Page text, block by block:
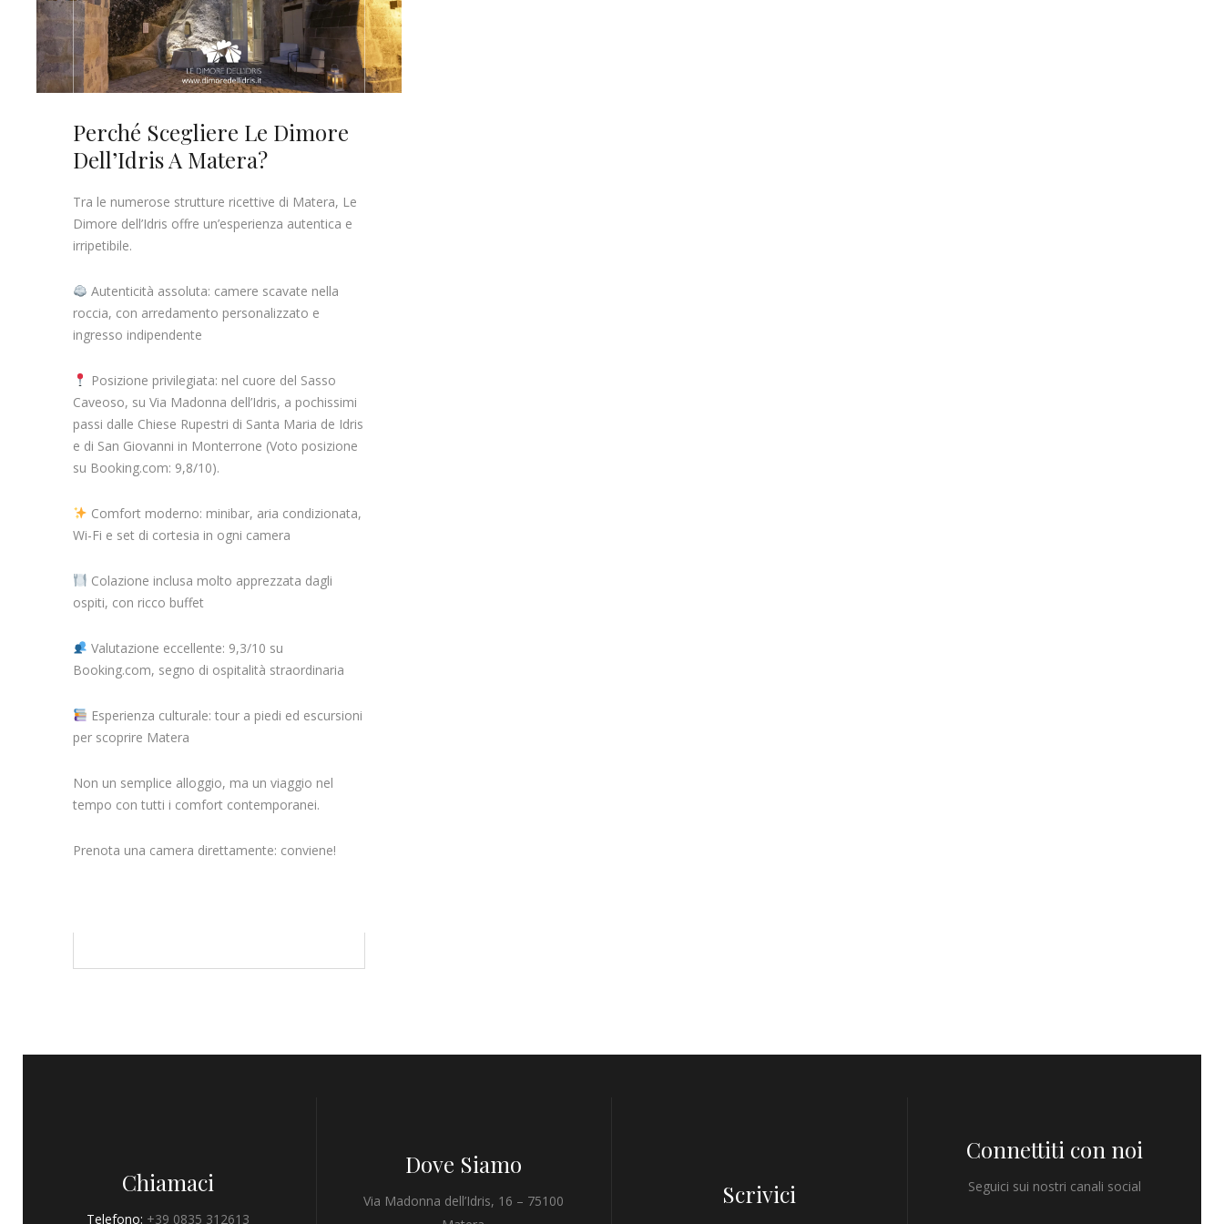
Perché Scegliere Le Dimore
Dell’Idris A Matera?
Tra le numerose strutture ricettive di Matera, Le
Dimore dell’Idris offre un’esperienza autentica e
irripetibile.
Autenticità assoluta: camere scavate nella
roccia, con arredamento personalizzato e
ingresso indipendente
Posizione privilegiata: nel cuore del Sasso
Caveoso, su Via Madonna dell’Idris, a pochissimi
passi dalle Chiese Rupestri di Santa Maria de Idris
e di San Giovanni in Monterrone (Voto posizione
su Booking.com: 9,8/10).
Comfort moderno: minibar, aria condizionata,
Wi-Fi e set di cortesia in ogni camera
Colazione inclusa molto apprezzata dagli
ospiti, con ricco buffet
Valutazione eccellente: 9,3/10 su
Booking.com, segno di ospitalità straordinaria
Esperienza culturale: tour a piedi ed escursioni
per scoprire Matera
Non un semplice alloggio, ma un viaggio nel
tempo con tutti i comfort contemporanei.
Prenota una camera direttamente: conviene!
Chiamaci
Telefono: +39 0835 312613
Dove Siamo
Via Madonna dell’Idris, 16 – 75100
Scrivici
Connettiti con noi
Seguici sui nostri canali social